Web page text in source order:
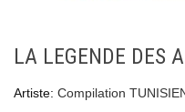
LA LEGENDE DES
Artiste: Compilation